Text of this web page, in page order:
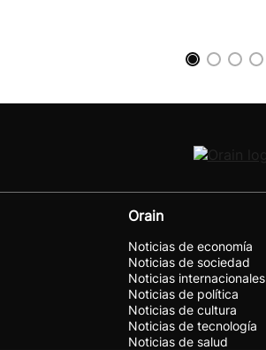
Orain
Noticias de economía
Noticias de sociedad
Noticias internacionales
Noticias de política
Noticias de cultura
Noticias de tecnología
Noticias de salud